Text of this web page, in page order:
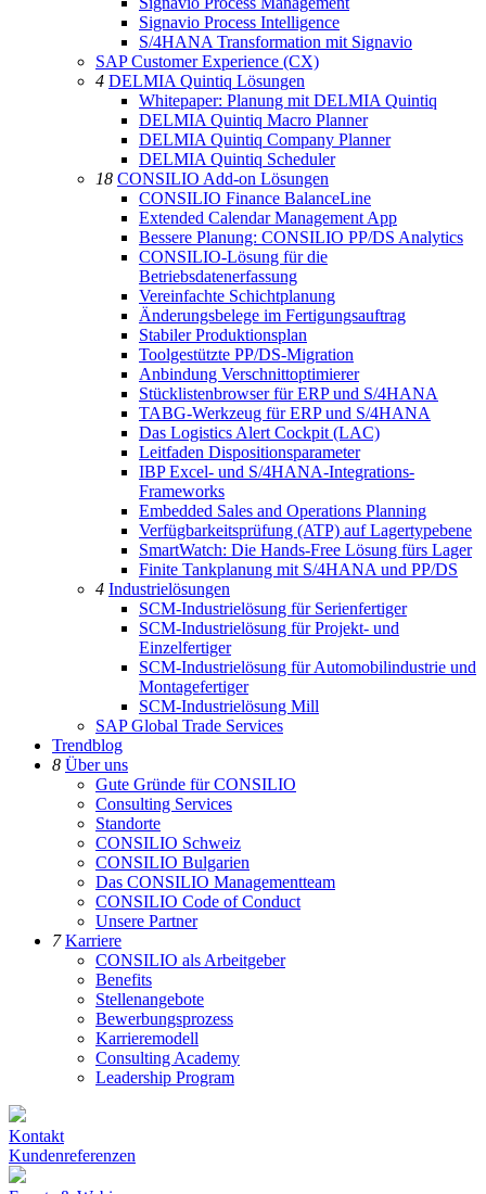
Signavio Process Intelligence
S/4HANA Transformation mit Signavio
SAP Customer Experience (CX)
4 DELMIA Quintiq Lösungen
Whitepaper: Planung mit DELMIA Quintiq
DELMIA Quintiq Macro Planner
DELMIA Quintiq Company Planner
DELMIA Quintiq Scheduler
18 CONSILIO Add-on Lösungen
CONSILIO Finance BalanceLine
Extended Calendar Management App
Bessere Planung: CONSILIO PP/DS Analytics
CONSILIO-Lösung für die
Betriebsdatenerfassung
Vereinfachte Schichtplanung
Änderungsbelege im Fertigungsauftrag
Stabiler Produktionsplan
Toolgestützte PP/DS-Migration
Anbindung Verschnittoptimierer
Stücklistenbrowser für ERP und S/4HANA
TABG-Werkzeug für ERP und S/4HANA
Das Logistics Alert Cockpit (LAC)
Leitfaden Dispositionsparameter
IBP Excel- und S/4HANA-Integrations-
Frameworks
Embedded Sales and Operations Planning
Verfügbarkeitsprüfung (ATP) auf Lagertypebene
SmartWatch: Die Hands-Free Lösung fürs Lager
Finite Tankplanung mit S/4HANA und PP/DS
4 Industrielösungen
SCM-Industrielösung für Serienfertiger
SCM-Industrielösung für Projekt- und
Einzelfertiger
SCM-Industrielösung für Automobilindustrie und
Montagefertiger
SCM-Industrielösung Mill
SAP Global Trade Services
Trendblog
8 Über uns
Gute Gründe für CONSILIO
Consulting Services
Standorte
CONSILIO Schweiz
CONSILIO Bulgarien
Das CONSILIO Managementteam
CONSILIO Code of Conduct
Unsere Partner
7Karriere
CONSILIO als Arbeitgeber
Benefits
Stellenangebote
Bewerbungsprozess
Karrieremodell
Consulting Academy
Leadership Program
Kontakt
Kundenreferenzen